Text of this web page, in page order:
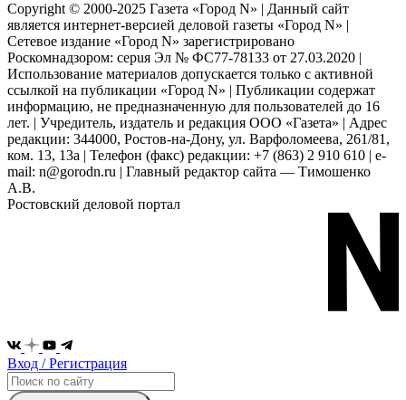
Copyright © 2000-2025 Газета «Город N» | Данный сайт
является интернет-версией деловой газеты «Город N» |
Сетевое издание «Город N» зарегистрировано
Роскомнадзором: серuя Эл № ФС77-78133 от 27.03.2020 |
Использование материалов допускается только с активной
ссылкой на публикации «Город N» | Публикации содержат
информацию, не предназначенную для пользователей до 16
лет. | Учредитель, издатель и редакция ООО «Газета» | Адрес
редакции: 344000, Ростов-на-Дону, ул. Варфоломеева, 261/81,
ком. 13, 13а | Телефон (факс) редакции: +7 (863) 2 910 610 | e-
mail: n@gorodn.ru | Главный редактор сайта — Тимошенко
А.В.
Ростовский деловой портал
Вход / Регистрация